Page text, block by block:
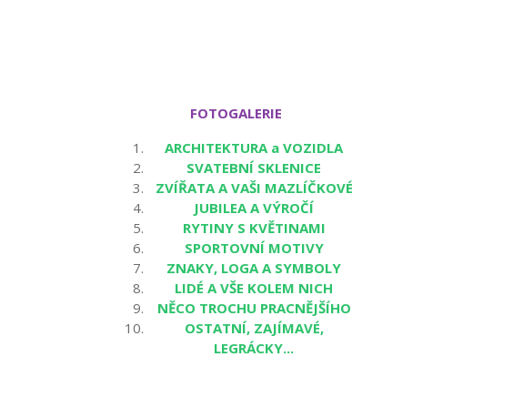
FOTOGALERIE
ARCHITEKTURA a VOZIDLA
SVATEBNÍ SKLENICE
ZVÍŘATA A VAŠI MAZLÍČKOVÉ
JUBILEA A VÝROČÍ
RYTINY S KVĚTINAMI
SPORTOVNÍ MOTIVY
ZNAKY, LOGA A SYMBOLY
LIDÉ A VŠE KOLEM NICH
NĚCO TROCHU PRACNĚJŠÍHO
OSTATNÍ, ZAJÍMAVÉ,
LEGRÁCKY...